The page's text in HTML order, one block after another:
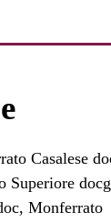
Casalese
Superiore
Monferrato